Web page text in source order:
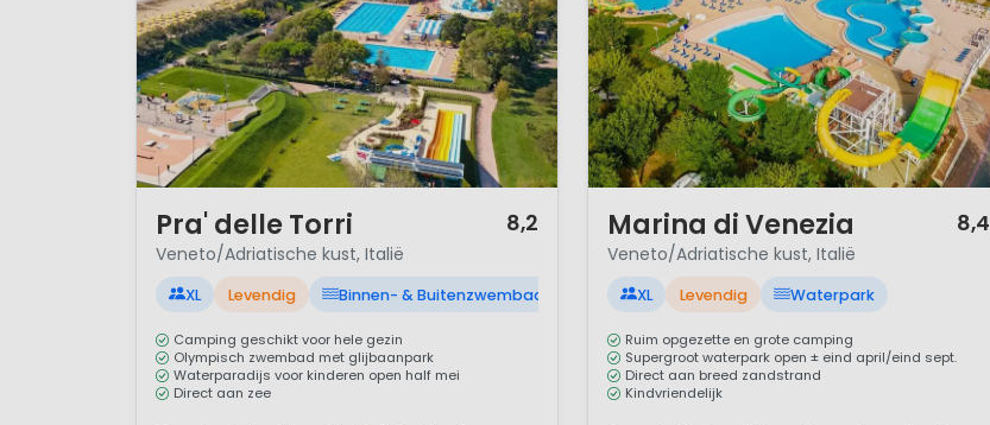
Pra' delle Torri 8,2
Veneto/Adriatische kust, Italië
XL Levendig Binnen- & Buitenzwembad
Camping geschikt voor hele gezin
Olympisch zwembad met glijbaanpark
Waterparadijs voor kinderen open half mei
Direct aan zee
Marina di Venezia 8,4
Veneto/Adriatische kust, Italië
XL Levendig Waterpark
Ruim opgezette en grote camping
Supergroot waterpark open ± eind april/eind sept.
Direct aan breed zandstrand
Kindvriendelijk